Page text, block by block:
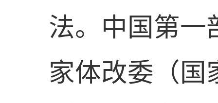
法。中国第一
家体改委（国